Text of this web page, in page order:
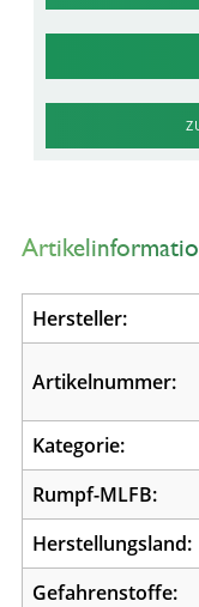
Hersteller:
Artikelnummer:
Kategorie:
Rumpf-MLFB:
Herstellungsland:
Gefahrenstoffe: